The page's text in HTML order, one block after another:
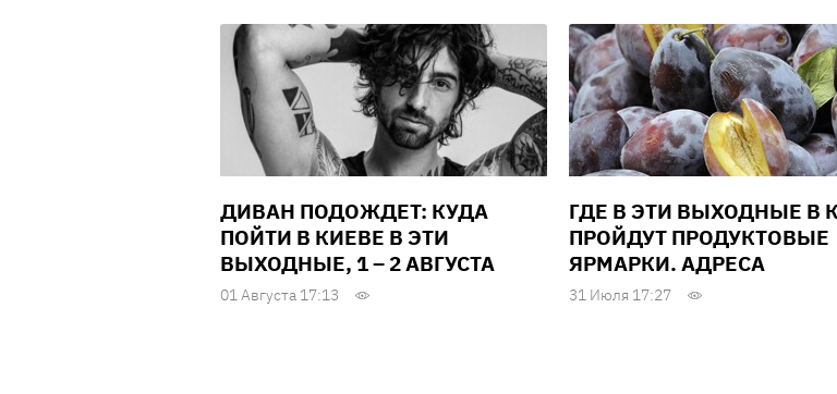
ДИВАН ПОДОЖДЕТ: КУДА
ПОЙТИ В КИЕВЕ В ЭТИ
ВЫХОДНЫЕ, 1 – 2 АВГУСТА
01 Августа 17:13
ГДЕ В ЭТИ ВЫХОДНЫЕ В
ПРОЙДУТ ПРОДУКТОВЫЕ
ЯРМАРКИ. АДРЕСА
31 Июля 17:27